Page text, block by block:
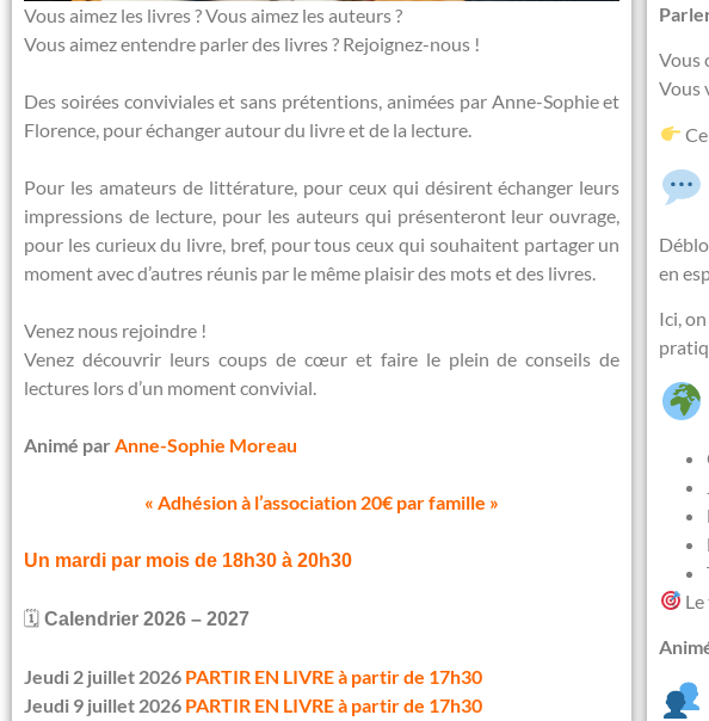
Vous aimez les livres ? Vous aimez les auteurs ?
Vous aimez entendre parler des livres ? Rejoignez-nous !
Des soirées conviviales et sans prétentions, animées par Anne-Sophie et
Florence, pour échanger autour du livre et de la lecture.
Pour les amateurs de littérature, pour ceux qui désirent échanger leurs
impressions de lecture, pour les auteurs qui présenteront leur ouvrage,
pour les curieux du livre, bref, pour tous ceux qui souhaitent partager un
moment avec d’autres réunis par le même plaisir des mots et des livres.
Venez nous rejoindre !
Venez découvrir leurs coups de cœur et faire le plein de conseils de
lectures lors d’un moment convivial.
Animé par Anne-Sophie Moreau
« Adhésion à l’association 20€ par famille »
Un mardi par mois de 18h30 à 20h30
🗓 Calendrier 2026 – 2027
Jeudi 2 juillet 2026 PARTIR EN LIVRE à partir de 17h30
Jeudi 9 juillet 2026 PARTIR EN LIVRE à partir de 17h30
Vous
Vous
en
Ici,